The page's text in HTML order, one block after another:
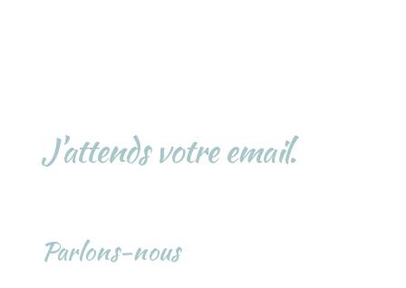
J’attends votre email.
Parlons-nous